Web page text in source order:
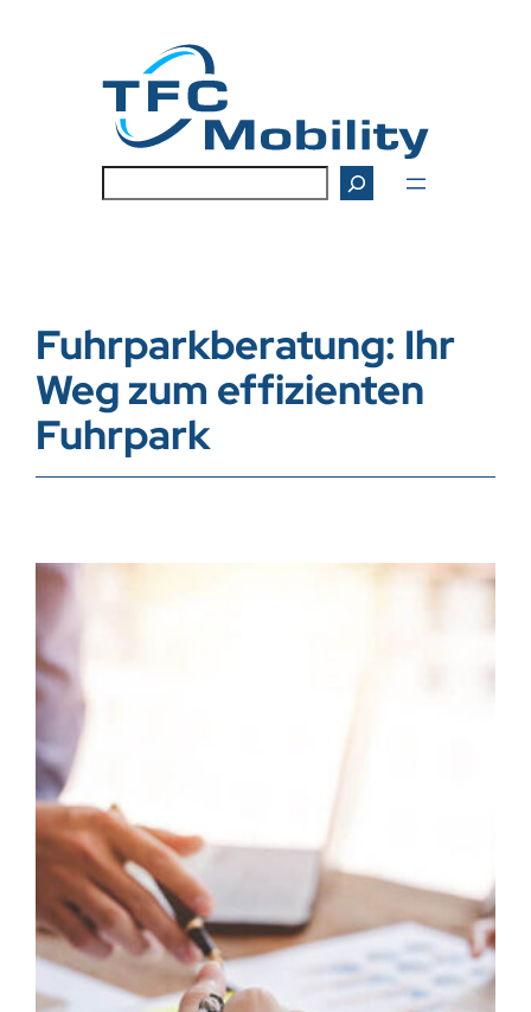
Fuhrparkberatung: Ihr
Weg zum effizienten
Fuhrpark